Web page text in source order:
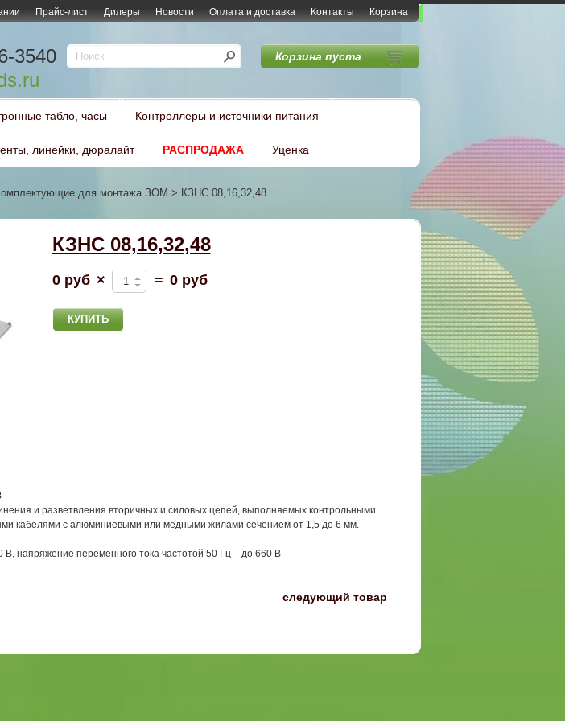
Прайс-лист Дилеры Новости Оплата и доставка Контакты Корзина
3540
Корзина пуста
табло, часы Контроллеры и источники питания
линейки, дюралайт РАСПРОДАЖА Уценка
для монтажа ЗОМ > КЗНС 08,16,32,48
КЗНС 08,16,32,48
0 руб × = 0 руб
и разветвления вторичных и силовых цепей, выполняемых контрольными
кабелями с алюминиевыми или медными жилами сечением от 1,5 до 6 мм.
В, напряжение переменного тока частотой 50 Гц – до 660 В
следующий товар